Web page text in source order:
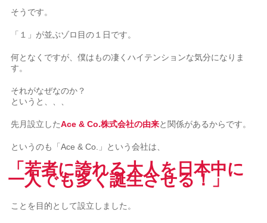
そうです。
「１」が並ぶゾロ目の１日です。
何となくですが、僕はもの凄くハイテンションな気分になりま
す。
それがなぜなのか？
というと、、、
先月設立したAce & Co.株式会社の由来と関係があるからです。
というのも「Ace & Co.」という会社は、
「若者に誇れる大人を日本中に
一人でも多く誕生させる！」
ことを目的として設立しました。